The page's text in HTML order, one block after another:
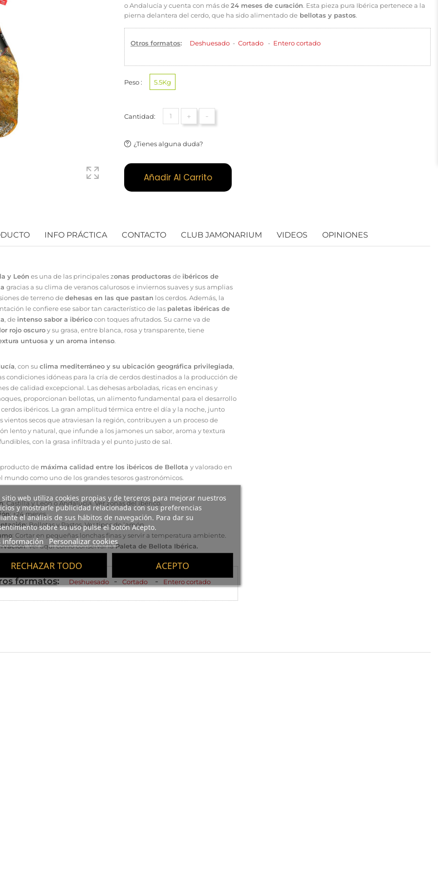
sitio web utiliza cookies propias y de terceros para mejorar nuestros
y mostrarle publicidad relacionada con sus preferencias
el análisis de sus hábitos de navegación. Para dar su
sobre su uso pulse el botón Acepto.
información Personalizar cookies
RECHAZAR TODO ACEPTO
o Andalucía y cuenta con más de24 meses de curación. Esta pieza pura Ibérica pertenece a la
pierna delantera del cerdo, que ha sido alimentado de bellotas y pastos.
Otros formatos: Deshuesado - Cortado - Entero cortado
Peso : 5.5Kg
Cantidad: + -
¿Tienes alguna duda?
Añadir Al Carrito
INFO PRÁCTICA CONTACTO CLUB JAMONARIUM VIDEOS OPINIONES
y León es una de las principales zonas productorasde ibéricos de
gracias a su clima de veranos calurosos e inviernos suaves y sus amplias
de terreno dedehesas en las que pastan los cerdos. Además, la
le confiere ese sabor tan característico de las paletas ibéricas de
, de intenso sabor a ibéricocon toques afrutados. Su carne va de
rojo oscuroy su grasa, entre blanca, rosa y transparente, tiene
untuosa y un aroma intenso.
, con suclima mediterráneo y su ubicación geográfica privilegiada,
condiciones idóneas para la cría de cerdos destinados a la producción de
de calidad excepcional. Las dehesas arboladas, ricas en encinas y
proporcionan bellotas, un alimento fundamental para el desarrollo
cerdos ibéricos. La gran amplitud térmica entre el día y la noche, junto
vientos secos que atraviesan la región, contribuyen a un proceso de
lento y natural, que infunde a los jamones un sabor, aroma y textura
con la grasa infiltrada y el punto justo de sal.
de máxima calidad entre los ibéricos de Bellotay valorado en
mundo como uno de los grandes tesoros gastronómicos.
: Castilla y León o Andalucía.Ver zonas del ibérico.
: +24 meses
: Bellotas y Pastos.Ver tipos de jamón.
: Cortar en pequeñas lonchas finas y servir a temperatura ambiente.
:Ver aquí cómo conservarlaPaleta de Bellota Ibérica.
formatos:Deshuesado -Cortado-Entero cortado